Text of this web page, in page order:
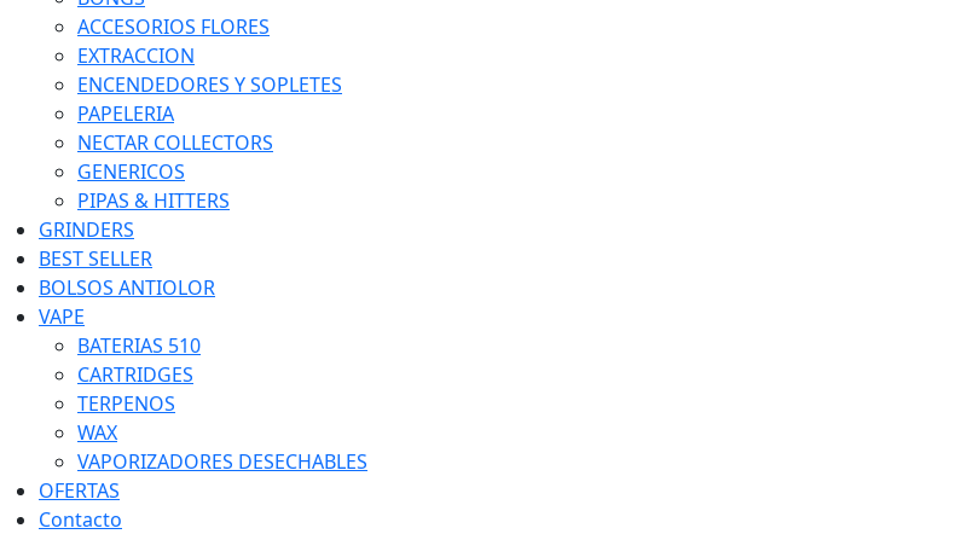
ACCESORIOS FLORES
EXTRACCION
ENCENDEDORES Y SOPLETES
PAPELERIA
NECTAR COLLECTORS
GENERICOS
PIPAS & HITTERS
GRINDERS
BEST SELLER
BOLSOS ANTIOLOR
VAPE
BATERIAS 510
CARTRIDGES
TERPENOS
WAX
VAPORIZADORES DESECHABLES
OFERTAS
Contacto